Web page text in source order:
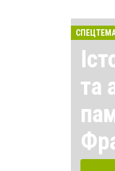
та